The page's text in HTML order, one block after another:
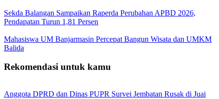
Sekda Balangan Sampaikan Raperda Perubahan APBD 2026,
Pendapatan Turun 1,81 Persen
Mahasiswa UM Banjarmasin Percepat Bangun Wisata dan UMKM
Balida
Rekomendasi untuk kamu
Anggota DPRD dan Dinas PUPR Survei Jembatan Rusak di Juai